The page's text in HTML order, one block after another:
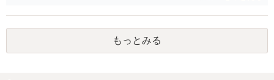
がいいとは思います。 そもそも、特殊詐欺関係なく旦那さんの行為
は法に触れる可能性もあります。 ＞100万を支払わず穏便に和解する
ことは可能でしょうか？ →一般的には難しいです。相談者さんも１０
０万円の被害を受けたとして、１円も払わないで和解したいと言われ
もっとみる